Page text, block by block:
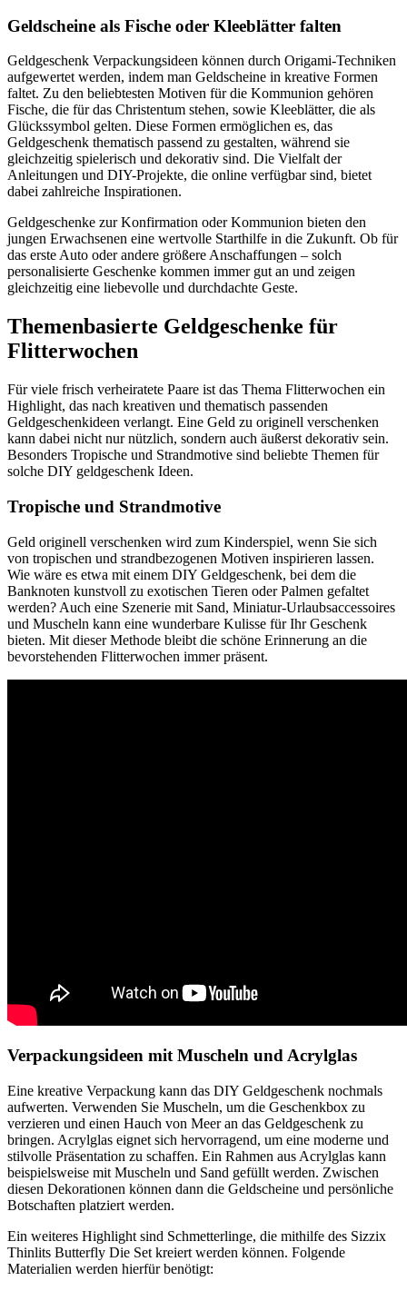
Geldscheine als Fische oder Kleeblätter falten
Geldgeschenk Verpackungsideen können durch Origami-Techniken
aufgewertet werden, indem man Geldscheine in kreative Formen
faltet. Zu den beliebtesten Motiven für die Kommunion gehören
Fische, die für das Christentum stehen, sowie Kleeblätter, die als
Glückssymbol gelten. Diese Formen ermöglichen es, das
Geldgeschenk thematisch passend zu gestalten, während sie
gleichzeitig spielerisch und dekorativ sind. Die Vielfalt der
Anleitungen und DIY-Projekte, die online verfügbar sind, bietet
dabei zahlreiche Inspirationen.
Geldgeschenke zur Konfirmation oder Kommunion bieten den
jungen Erwachsenen eine wertvolle Starthilfe in die Zukunft. Ob für
das erste Auto oder andere größere Anschaffungen – solch
personalisierte Geschenke kommen immer gut an und zeigen
gleichzeitig eine liebevolle und durchdachte Geste.
Themenbasierte Geldgeschenke für
Flitterwochen
Für viele frisch verheiratete Paare ist das Thema Flitterwochen ein
Highlight, das nach kreativen und thematisch passenden
Geldgeschenkideen verlangt. Eine Geld zu originell verschenken
kann dabei nicht nur nützlich, sondern auch äußerst dekorativ sein.
Besonders Tropische und Strandmotive sind beliebte Themen für
solche DIY geldgeschenk Ideen.
Tropische und Strandmotive
Geld originell verschenken wird zum Kinderspiel, wenn Sie sich
von tropischen und strandbezogenen Motiven inspirieren lassen.
Wie wäre es etwa mit einem DIY Geldgeschenk, bei dem die
Banknoten kunstvoll zu exotischen Tieren oder Palmen gefaltet
werden? Auch eine Szenerie mit Sand, Miniatur-Urlaubsaccessoires
und Muscheln kann eine wunderbare Kulisse für Ihr Geschenk
bieten. Mit dieser Methode bleibt die schöne Erinnerung an die
bevorstehenden Flitterwochen immer präsent.
Verpackungsideen mit Muscheln und Acrylglas
Eine kreative Verpackung kann das DIY Geldgeschenk nochmals
aufwerten. Verwenden Sie Muscheln, um die Geschenkbox zu
verzieren und einen Hauch von Meer an das Geldgeschenk zu
bringen. Acrylglas eignet sich hervorragend, um eine moderne und
stilvolle Präsentation zu schaffen. Ein Rahmen aus Acrylglas kann
beispielsweise mit Muscheln und Sand gefüllt werden. Zwischen
diesen Dekorationen können dann die Geldscheine und persönliche
Botschaften platziert werden.
Ein weiteres Highlight sind Schmetterlinge, die mithilfe des Sizzix
Thinlits Butterfly Die Set kreiert werden können. Folgende
Materialien werden hierfür benötigt: